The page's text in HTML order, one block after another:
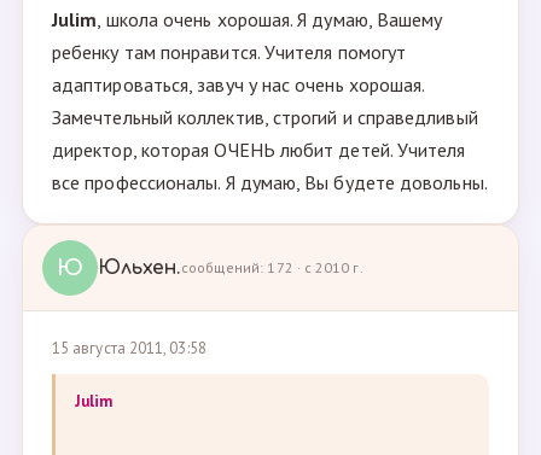
Julim, школа очень хорошая. Я думаю, Вашему
ребенку там понравится. Учителя помогут
адаптироваться, завуч у нас очень хорошая.
Замечтельный коллектив, строгий и справедливый
директор, которая ОЧЕНЬ любит детей. Учителя
все профессионалы. Я думаю, Вы будете довольны.
Ю Юльхен.сообщений: 172 · с 2010 г.
15 августа 2011, 03:58
Julim